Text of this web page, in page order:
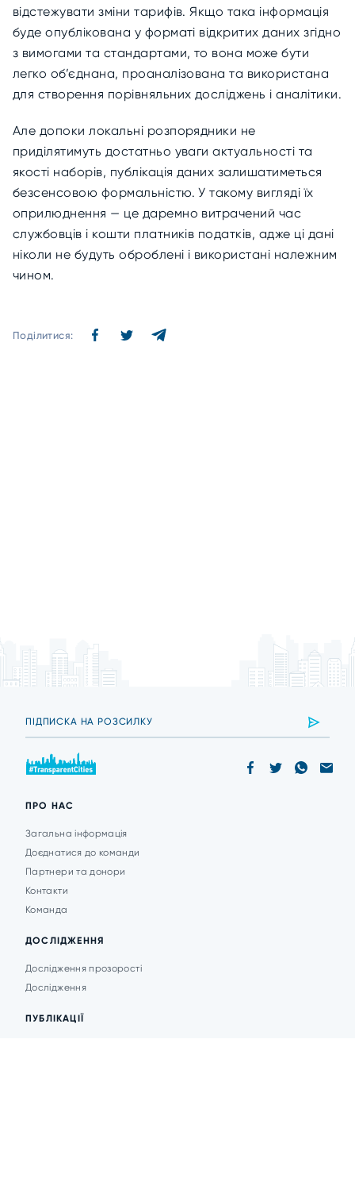
відстежувати зміни тарифів. Якщо така інформація
буде опублікована у форматі відкритих даних згідно
з вимогами та стандартами, то вона може бути
легко об’єднана, проаналізована та використана
для створення порівняльних досліджень і аналітики.
Але допоки локальні розпорядники не
приділятимуть достатньо уваги актуальності та
якості наборів, публікація даних залишатиметься
безсенсовою формальністю. У такому вигляді їх
оприлюднення — це даремно витрачений час
службовців і кошти платників податків, адже ці дані
ніколи не будуть оброблені і використані належним
чином.
Поділитися:
ПРО НАС
Загальна інформація
Доєднатися до команди
Партнери та донори
Контакти
Команда
ДОСЛІДЖЕННЯ
Дослідження прозорості
Дослідження
ПУБЛІКАЦІЇ